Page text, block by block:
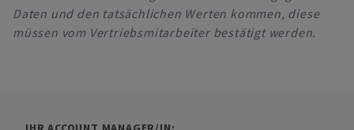
Daten und den tatsächlichen Werten kommen, diese
müssen vom Vertriebsmitarbeiter bestätigt werden.